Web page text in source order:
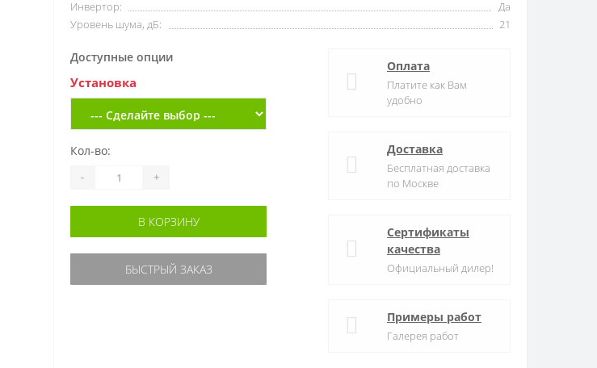
Инвертор:
Да
Уровень шума, дБ:
21
Доступные опции
Установка
Кол-во:
- +
В КОРЗИНУ
БЫСТРЫЙ ЗАКАЗ
Оплата
Платите как Вам
удобно
Доставка
Бесплатная доставка
по Москве
Сертификаты
качества
Официальный дилер!
Примеры работ
Галерея работ